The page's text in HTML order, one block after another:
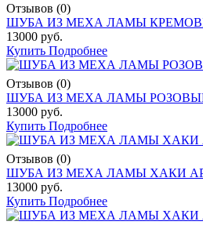
Отзывов (0)
ШУБА ИЗ МЕХА ЛАМЫ
13000 руб.
Купить Подробнее
Отзывов (0)
ШУБА ИЗ МЕХА ЛАМЫ РОЗОВЫЙ
13000 руб.
Купить Подробнее
Отзывов (0)
ШУБА ИЗ МЕХА ЛАМЫ ХАКИ
13000 руб.
Купить Подробнее